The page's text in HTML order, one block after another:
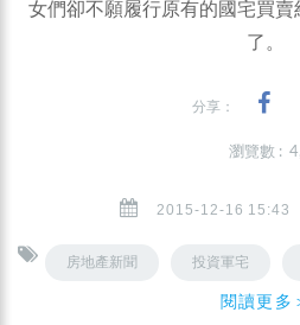
女們卻不願履行原有的國宅買
了。
分享：
瀏覽數 :
2015-12-16 15:43
房地產新聞 投資軍宅
閱讀更多